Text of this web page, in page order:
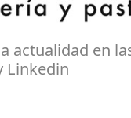
actualidad en
Linkedin